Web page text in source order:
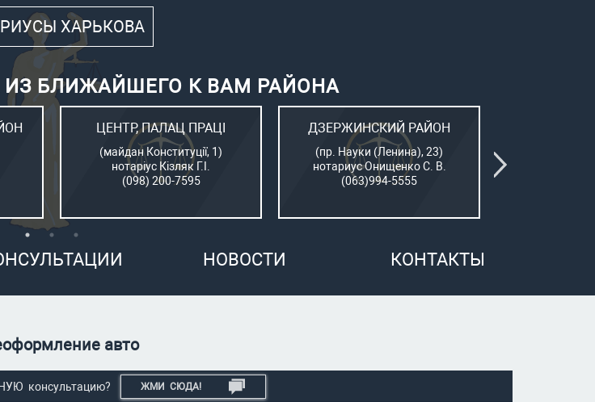
ХАРЬКОВА
ИЗ БЛИЖАЙШЕГО К ВАМ РАЙОНА
ЦЕНТР, ПАЛАЦ ПРАЦІ
(майдан Конституції, 1)
нотаріус Кізляк Г.І.
(098) 200-7595
ДЗЕРЖИНСКИЙ РАЙОН
(пр. Науки (Ленина), 23)
нотариус Онищенко С. В.
(063)994-5555
НОВОСТИ КОНТАКТЫ
авто
консультацию? ЖМИ СЮДА!